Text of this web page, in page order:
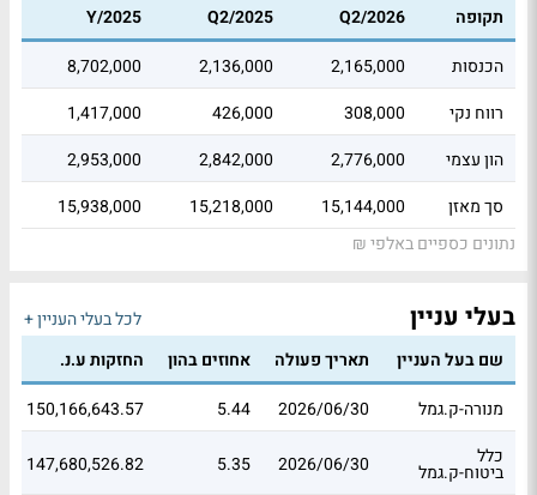
תקופה
Q2/2026
Q2/2025
Y/2025
הכנסות
2,165,000
2,136,000
8,702,000
רווח נקי
308,000
426,000
1,417,000
הון עצמי
2,776,000
2,842,000
2,953,000
סך מאזן
15,144,000
15,218,000
15,938,000
נתונים כספיים באלפי ₪
בעלי עניין
לכל בעלי העניין +
שם בעל העניין
תאריך פעולה אחוזים בהון החזקות ע.נ.
מנורה-ק.גמל
2026/06/30
5.44
150,166,643.57
כלל
ביטוח-ק.גמל 2026/06/30
5.35
147,680,526.82